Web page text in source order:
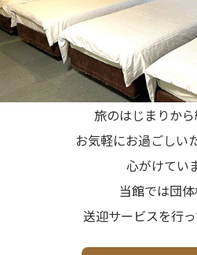
旅のはじまりか
お気軽にお過ごしい
心がけてい
当館では団
送迎サービスを行っ